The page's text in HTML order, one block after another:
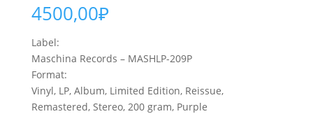
4500,00₽
Label:
Maschina Records – MASHLP-209P
Format:
Vinyl, LP, Album, Limited Edition, Reissue,
Remastered, Stereo, 200 gram, Purple